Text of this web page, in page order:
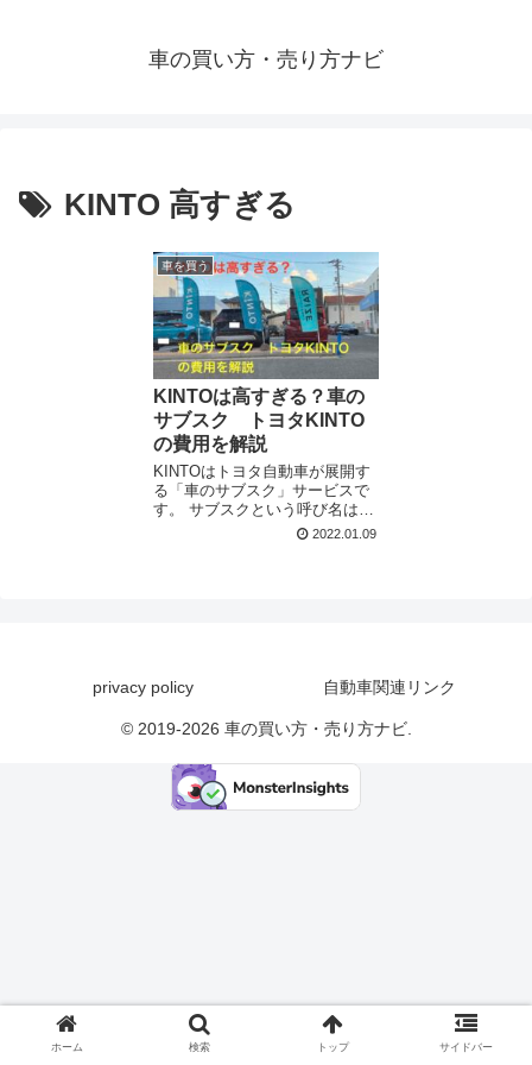
車の買い方・売り方ナビ
KINTO 高すぎる
車を買う
KINTOは高すぎる？車の
サブスク トヨタKINTO
の費用を解説
KINTOはトヨタ自動車が展開す
る「車のサブスク」サービスで
す。 サブスクという呼び名は最
近いろんな分野で耳にする事が
2022.01.09
privacy policy 自動車関連リンク
© 2019-2026 車の買い方・売り方ナビ.
ホーム 検索 トップ サイドバー